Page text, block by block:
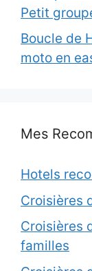
Petit
Boucle de
moto en
Mes
Hotels
Croisières
Croisières
familles